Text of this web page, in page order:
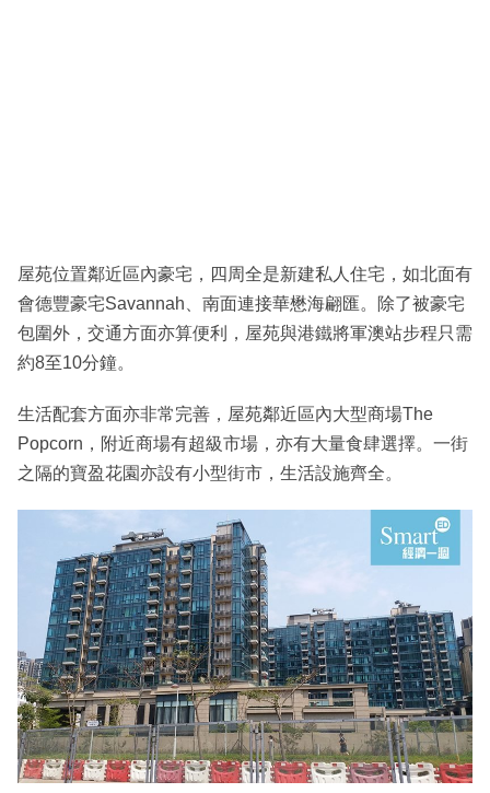
屋苑位置鄰近區內豪宅，四周全是新建私人住宅，如北面有
會德豐豪宅Savannah、南面連接華懋海翩匯。除了被豪宅
包圍外，交通方面亦算便利，屋苑與港鐵將軍澳站步程只需
約8至10分鐘。
生活配套方面亦非常完善，屋苑鄰近區內大型商場The
Popcorn，附近商場有超級市場，亦有大量食肆選擇。一街
之隔的寶盈花園亦設有小型街市，生活設施齊全。